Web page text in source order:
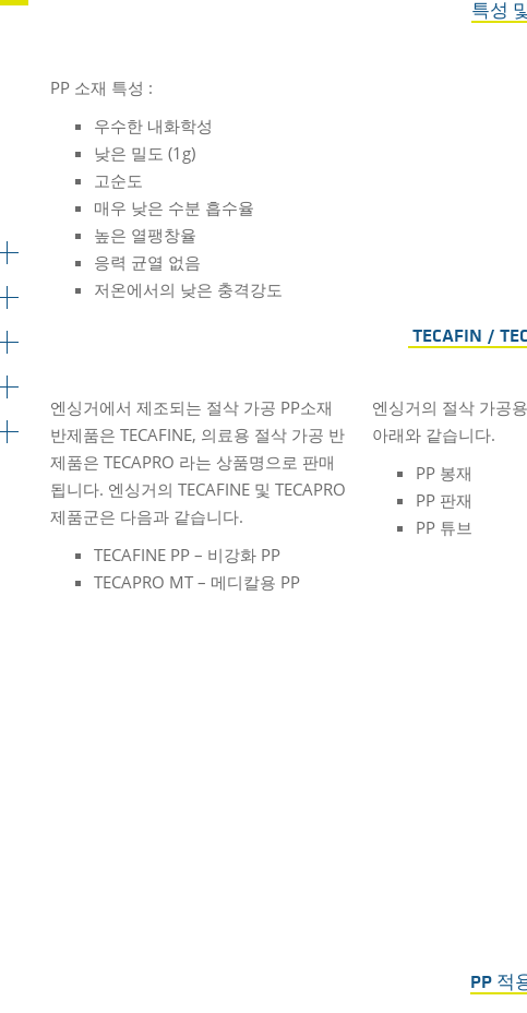
특성
PP 소재 특성 :
우수한 내화학성
낮은 밀도 (1g)
고순도
매우 낮은 수분 흡수율
높은 열팽창율
응력 균열 없음
저온에서의 낮은 충격강도
TECAFIN /
엔싱거에서 제조되는 절삭 가공 PP소재
반제품은 TECAFINE, 의료용 절삭 가공 반
제품은 TECAPRO 라는 상품명으로 판매
됩니다. 엔싱거의 TECAFINE 및 TECAPRO
제품군은 다음과 같습니다.
TECAFINE PP – 비강화 PP
TECAPRO MT – 메디칼용 PP
엔싱거의 절삭 가공
아래와 같습니다.
PP 봉재
PP 판재
PP 튜브
PP 적